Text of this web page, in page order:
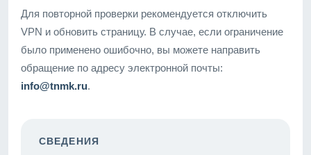
Для повторной проверки рекомендуется отключить
VPN и обновить страницу. В случае, если ограничение
было применено ошибочно, вы можете направить
обращение по адресу электронной почты:
info@tnmk.ru.
СВЕДЕНИЯ